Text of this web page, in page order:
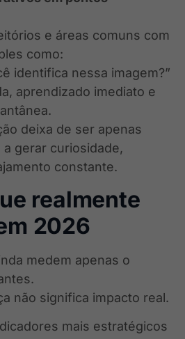
e áreas comuns com
como:
identifica nessa imagem?”
aprendizado imediato e
deixa de ser apenas
gerar curiosidade,
constante.
realmente
2026
medem apenas o
não significa impacto real.
mais estratégicos